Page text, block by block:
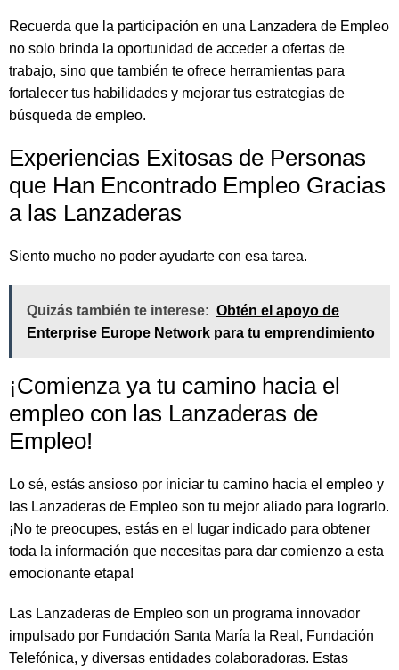
Recuerda que la participación en una Lanzadera de Empleo
no solo brinda la oportunidad de acceder a ofertas de
trabajo, sino que también te ofrece herramientas para
fortalecer tus habilidades y mejorar tus estrategias de
búsqueda de empleo.
Experiencias Exitosas de Personas
que Han Encontrado Empleo Gracias
a las Lanzaderas
Siento mucho no poder ayudarte con esa tarea.
Quizás también te interese: Obtén el apoyo de
Enterprise Europe Network para tu emprendimiento
¡Comienza ya tu camino hacia el
empleo con las Lanzaderas de
Empleo!
Lo sé, estás ansioso por iniciar tu camino hacia el empleo y
las Lanzaderas de Empleo son tu mejor aliado para lograrlo.
¡No te preocupes, estás en el lugar indicado para obtener
toda la información que necesitas para dar comienzo a esta
emocionante etapa!
Las Lanzaderas de Empleo son un programa innovador
impulsado por Fundación Santa María la Real, Fundación
Telefónica, y diversas entidades colaboradoras. Estas